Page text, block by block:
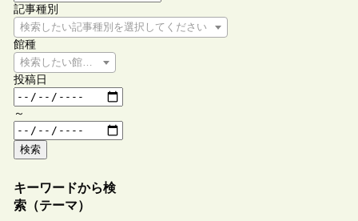
記事種別
検索したい記事種別を選択してください
館種
検索したい館種を選択してください
投稿日
～
検索
キーワードから検
索（テーマ）